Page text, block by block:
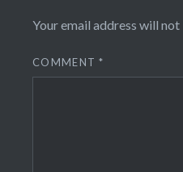
Your email address will
COMMENT*